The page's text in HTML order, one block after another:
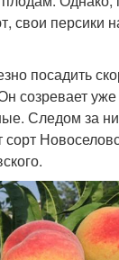
свои персики
посадить
созревает
Следом за